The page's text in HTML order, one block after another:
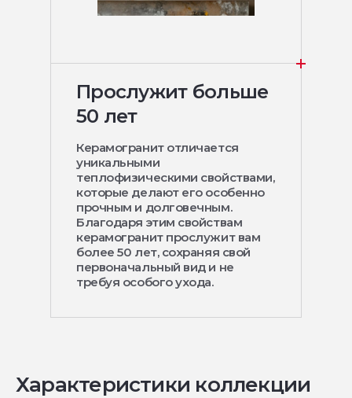
Прослужит больше
50 лет
Керамогранит отличается
уникальными
теплофизическими свойствами,
которые делают его особенно
прочным и долговечным.
Благодаря этим свойствам
керамогранит прослужит вам
более 50 лет, сохраняя свой
первоначальный вид и не
требуя особого ухода.
Характеристики коллекции